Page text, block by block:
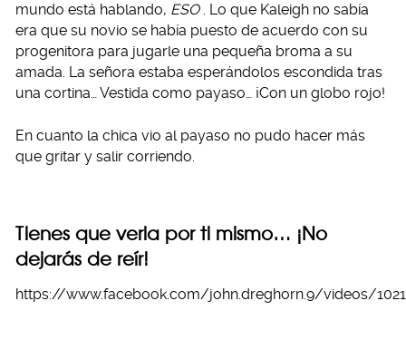
mundo está hablando, ESO . Lo que Kaleigh no sabía
era que su novio se había puesto de acuerdo con su
progenitora para jugarle una pequeña broma a su
amada. La señora estaba esperándolos escondida tras
una cortina… Vestida como payaso… ¡Con un globo rojo!
En cuanto la chica vio al payaso no pudo hacer más
que gritar y salir corriendo.
Tienes que verla por ti mismo… ¡No
dejarás de reír!
https://www.facebook.com/john.dreghorn.9/videos/